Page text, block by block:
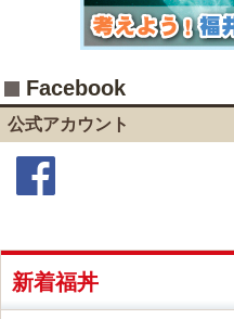
Facebook
公式アカウント
新着福丼